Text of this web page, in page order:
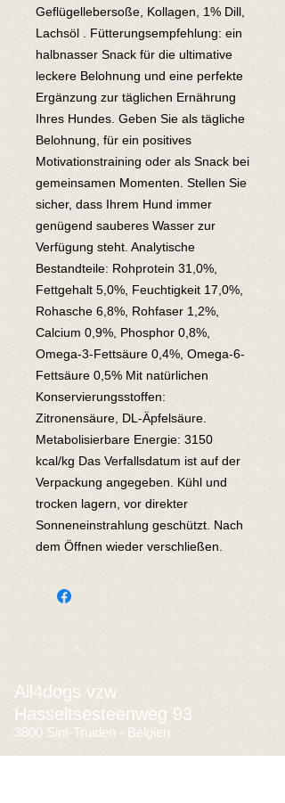
Geflügellebersoße, Kollagen, 1% Dill,
Lachsöl . Fütterungsempfehlung: ein
halbnasser Snack für die ultimative
leckere Belohnung und eine perfekte
Ergänzung zur täglichen Ernährung
Ihres Hundes. Geben Sie als tägliche
Belohnung, für ein positives
Motivationstraining oder als Snack bei
gemeinsamen Momenten. Stellen Sie
sicher, dass Ihrem Hund immer
genügend sauberes Wasser zur
Verfügung steht. Analytische
Bestandteile: Rohprotein 31,0%,
Fettgehalt 5,0%, Feuchtigkeit 17,0%,
Rohasche 6,8%, Rohfaser 1,2%,
Calcium 0,9%, Phosphor 0,8%,
Omega-3-Fettsäure 0,4%, Omega-6-
Fettsäure 0,5% Mit natürlichen
Konservierungsstoffen:
Zitronensäure, DL-Äpfelsäure.
Metabolisierbare Energie: 3150
kcal/kg Das Verfallsdatum ist auf der
Verpackung angegeben. Kühl und
trocken lagern, vor direkter
Sonneneinstrahlung geschützt. Nach
dem Öffnen wieder verschließen.
All4dogs vzw
Hasseltsesteenweg 93
3800 Sint-Truiden - Belgien